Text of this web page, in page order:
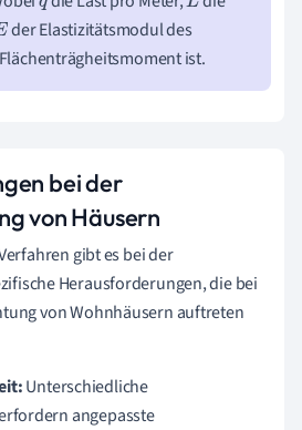
der Elastizitätsmodul des
ist.
bei der
von Häusern
gibt es bei der
Herausforderungen, die bei
von Wohnhäusern auftreten
Unterschiedliche
angepasste